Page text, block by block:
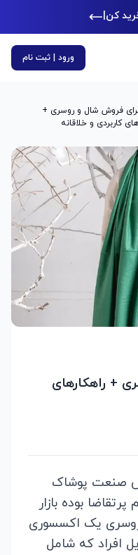
کن
ورود | ثبت نام
فروش شال و روسری +
کاربردی و خلاقانه
+ راهکارهای
صنعت پوشاک
بوده بازار
یک اکسسوری
افراد که شامل